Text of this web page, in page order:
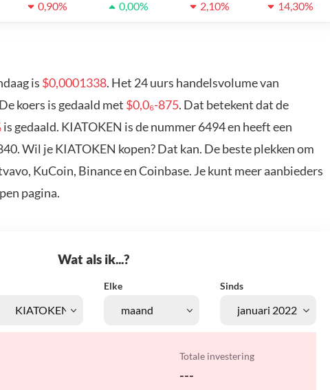
0,90% 0,00% 2,10% 14,30%
is $0,0001338. Het 24 uurs handelsvolume van
koers is gedaald met $0,0₆-875. Dat betekent dat de
is gedaald. KIATOKEN is de nummer 6494 en heeft een
Wil je KIATOKEN kopen? Dat kan. De beste plekken om
KuCoin, Binance en Coinbase. Je kunt meer aanbieders
pagina.
Wat als ik...?
Elke Sinds
Totale investering
---